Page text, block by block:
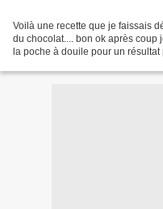
Voilà une recette que je faissais
du chocolat.... bon ok après coup
la poche à douile pour un résultat